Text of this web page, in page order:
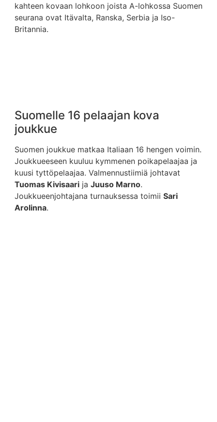
kahteen kovaan lohkoon joista A-lohkossa Suomen
seurana ovat Itävalta, Ranska, Serbia ja Iso-
Britannia.
Suomelle 16 pelaajan kova
joukkue
Suomen joukkue matkaa Italiaan 16 hengen voimin.
Joukkueeseen kuuluu kymmenen poikapelaajaa ja
kuusi tyttöpelaajaa. Valmennustiimiä johtavat
Tuomas Kivisaari ja Juuso Marno.
Joukkueenjohtajana turnauksessa toimii Sari
Arolinna.